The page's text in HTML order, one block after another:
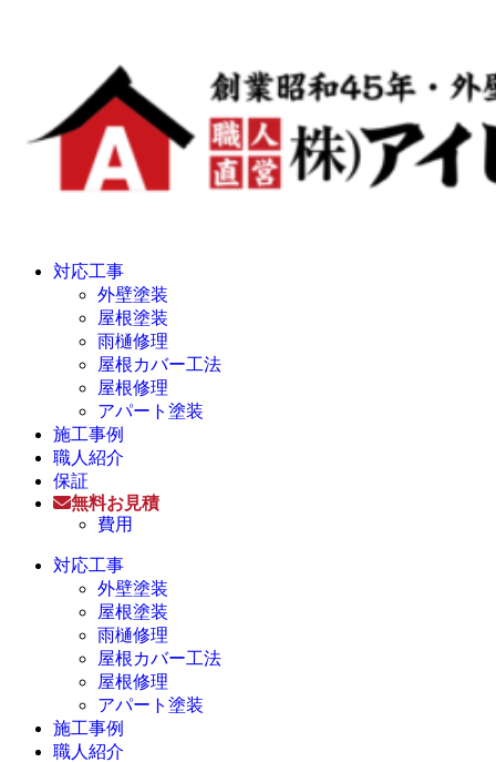
対応工事
外壁塗装
屋根塗装
雨樋修理
屋根カバー工法
屋根修理
アパート塗装
施工事例
職人紹介
保証
無料お見積
費用
対応工事
外壁塗装
屋根塗装
雨樋修理
屋根カバー工法
屋根修理
アパート塗装
施工事例
職人紹介